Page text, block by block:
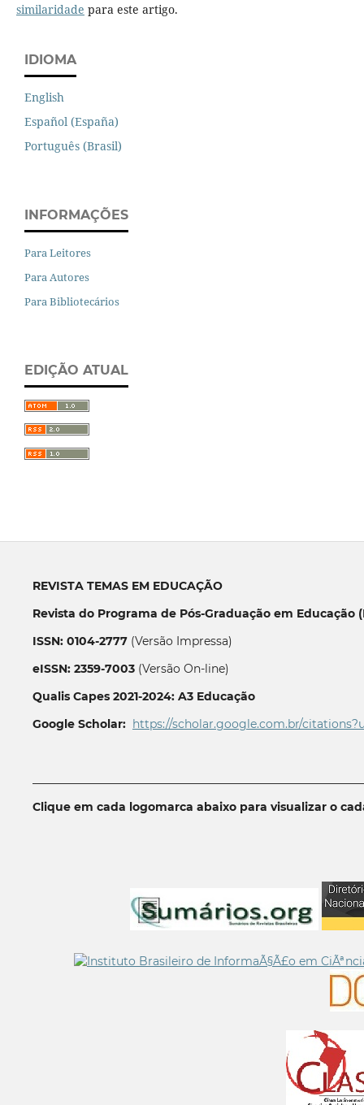
similaridade para este artigo.
IDIOMA
English
Español (España)
Português (Brasil)
INFORMAÇÕES
Para Leitores
Para Autores
Para Bibliotecários
EDIÇÃO ATUAL
REVISTA TEMAS EM EDUCAÇÃO
Revista do Programa de Pós-Graduação em Educação
ISSN: 0104-2777(Versão Impressa)
eISSN: 2359-7003(Versão On-line)
Qualis Capes 2021-2024: A3 Educação
Google Scholar: https://scholar.google.com.br/
Clique em cada logomarca abaixo para visualizar o